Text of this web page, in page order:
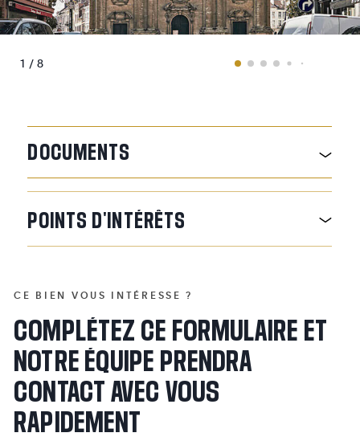
1 / 8
DOCUMENTS
POINTS D'INTÉRÊTS
CE BIEN VOUS INTÉRESSE ?
COMPLÉTEZ CE FORMULAIRE ET
NOTRE ÉQUIPE PRENDRA
CONTACT AVEC VOUS
RAPIDEMENT